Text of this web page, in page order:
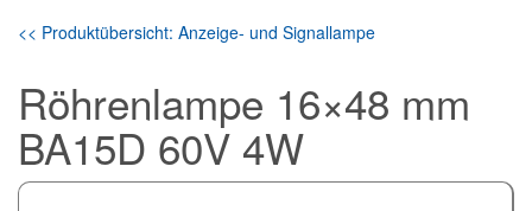
<< Produktübersicht: Anzeige- und Signallampe
Röhrenlampe 16×48 mm
BA15D 60V 4W